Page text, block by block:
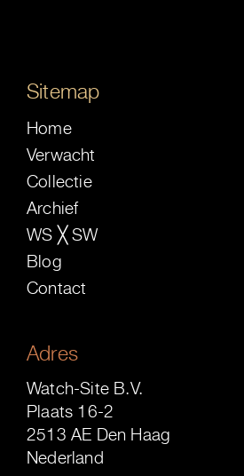
Sitemap
Home
Verwacht
Collectie
Archief
WS ╳ SW
Blog
Contact
Adres
Watch-Site B.V.
Plaats 16-2
2513 AE Den Haag
Nederland